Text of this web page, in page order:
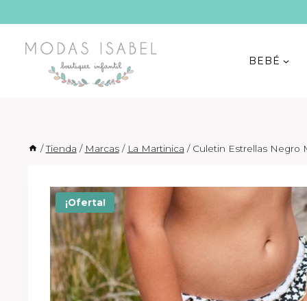
al
contenido
BEBÉ
/ Tienda / Marcas / La Martinica / Culetin Estrellas Negro
¡Oferta!